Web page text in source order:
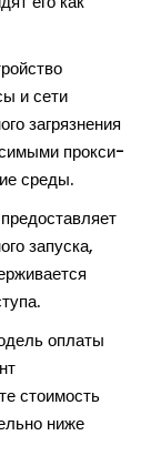
и сети
загрязнения
прокси-
среды.
запуска,
оплаты
стоимость
ниже